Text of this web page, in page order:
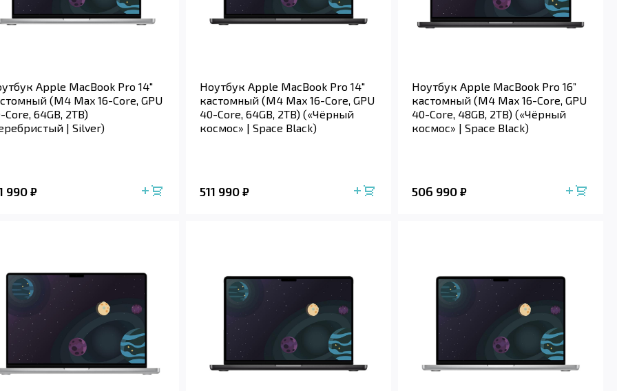
Apple MacBook Pro 14"
(M4 Max 16-Core, GPU
Core, 64GB, 2TB)
| Silver)
990 ₽
Ноутбук Apple MacBook Pro 14"
кастомный (M4 Max 16-Core, GPU
40-Core, 64GB, 2TB) («Чёрный
космос» | Space Black)
511 990 ₽
Ноутбук Apple MacBook Pro 16”
кастомный (M4 Max 16-Core, GPU
40-Core, 48GB, 2TB) («Чёрный
космос» | Space Black)
506 990 ₽